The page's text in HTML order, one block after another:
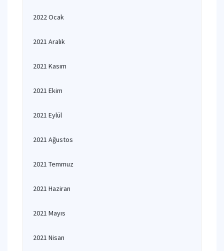
2022 Ocak
2021 Aralık
2021 Kasım
2021 Ekim
2021 Eylül
2021 Ağustos
2021 Temmuz
2021 Haziran
2021 Mayıs
2021 Nisan